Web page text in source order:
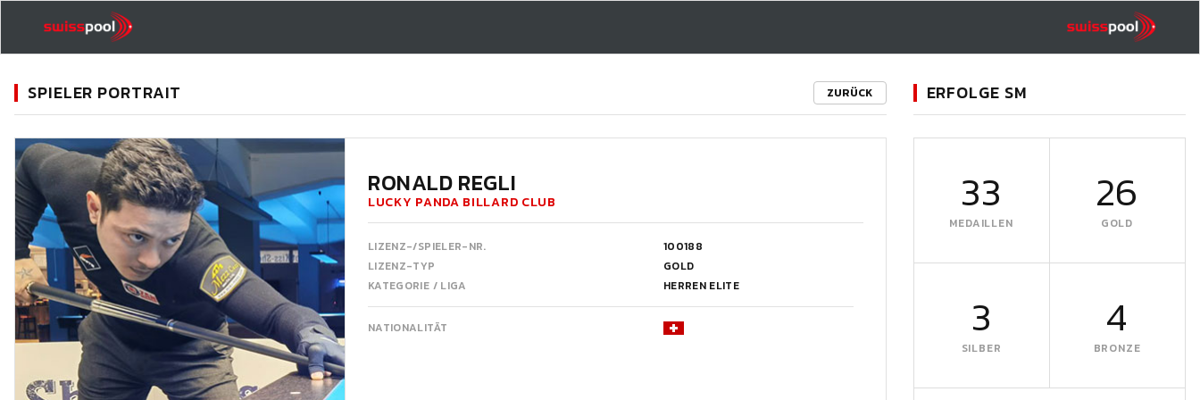
SPIELER PORTRAIT ZURÜCK
11
RONALD REGLI
LUCKY PANDA BILLARD CLUB
LIZENZ-/SPIELER-NR.
100188
LIZENZ-TYP
GOLD
KATEGORIE / LIGA
HERREN ELITE
NATIONALITÄT
ERFOLGE SM
33
MEDAILLEN
26
GOLD
3
SILBER
4
BRONZE